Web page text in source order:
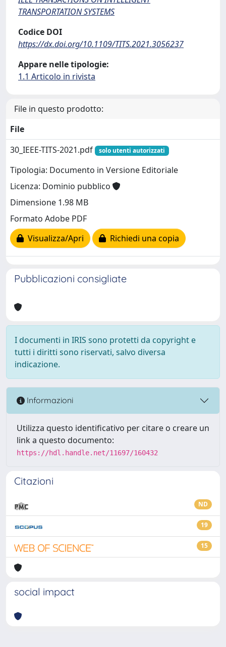
TRANSPORTATION SYSTEMS
Codice DOI
https://dx.doi.org/10.1109/TITS.2021.3056237
Appare nelle tipologie:
1.1 Articolo in rivista
File in questo prodotto:
File
30_IEEE-TITS-2021.pdf
solo utenti autorizzati
Tipologia: Documento in Versione Editoriale
Licenza: Dominio pubblico
Dimensione 1.98 MB
Formato Adobe PDF
Visualizza/Apri
Richiedi una copia
Pubblicazioni consigliate
I documenti in IRIS sono protetti da copyright e
tutti i diritti sono riservati, salvo diversa
indicazione.
Informazioni
Utilizza questo identificativo per citare o creare un
link a questo documento:
https://hdl.handle.net/11697/160432
Citazioni
ND
19
15
social impact